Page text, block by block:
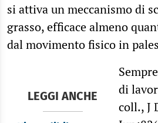
si attiva un meccanismo di
grasso, efficace almeno
dal movimento fisico in
LEGGI ANCHE
di
coll., J